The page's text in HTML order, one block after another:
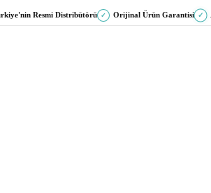
Resmi Distribütörü ✓ Orijinal Ürün Garantisi ✓